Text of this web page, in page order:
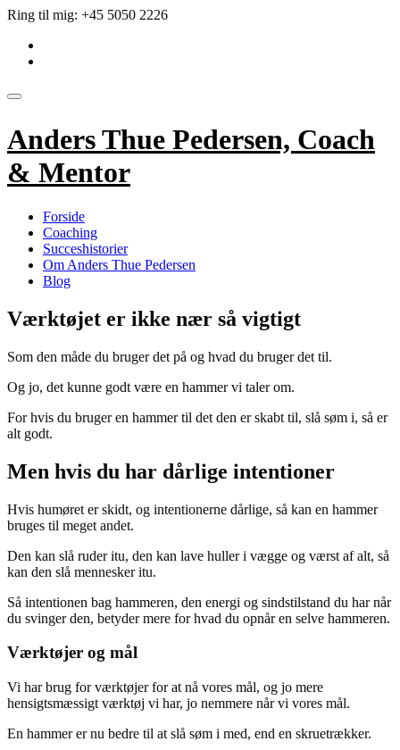
Videre
indhold
Ring til mig: +45 5050 2226
Skift
Anders Thue Pedersen, Coach
& Mentor
Forside
Coaching
Succeshistorier
Om Anders Thue Pedersen
Blog
Værktøjet er ikke nær så vigtigt
Som den måde du bruger det på og hvad du bruger det til.
Og jo, det kunne godt være en hammer vi taler om.
For hvis du bruger en hammer til det den er skabt til, slå søm i, så er
alt godt.
Men hvis du har dårlige intentioner
Hvis humøret er skidt, og intentionerne dårlige, så kan en hammer
bruges til meget andet.
Den kan slå ruder itu, den kan lave huller i vægge og værst af alt, så
kan den slå mennesker itu.
Så intentionen bag hammeren, den energi og sindstilstand du har når
du svinger den, betyder mere for hvad du opnår en selve hammeren.
Værktøjer og mål
Vi har brug for værktøjer for at nå vores mål, og jo mere
hensigtsmæssigt værktøj vi har, jo nemmere når vi vores mål.
En hammer er nu bedre til at slå søm i med, end en skruetrækker.